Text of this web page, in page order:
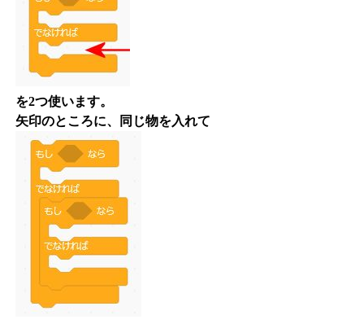
を2つ使います。
矢印のところに、同じ物を入れて